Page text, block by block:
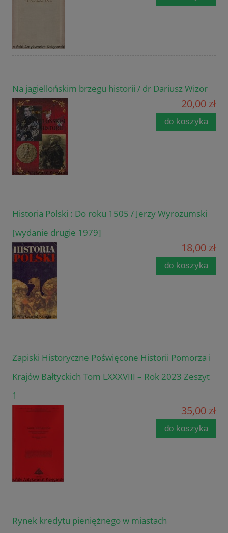
Na jagiellońskim brzegu historii / dr Dariusz Wizor
20,00 zł
do koszyka
Historia Polski : Do roku 1505 / Jerzy Wyrozumski
[wydanie drugie 1979]
18,00 zł
do koszyka
Zapiski Historyczne Poświęcone Historii Pomorza i
Krajów Bałtyckich Tom LXXXVIII – Rok 2023 Zeszyt
1
35,00 zł
do koszyka
Rynek kredytu pieniężnego w miastach